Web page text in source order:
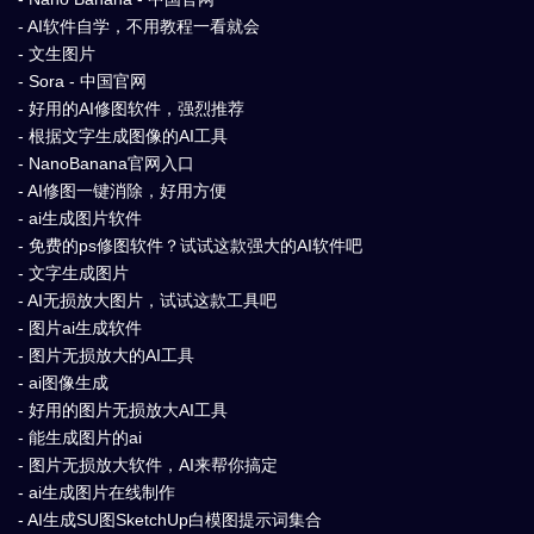
- AI软件自学，不用教程一看就会
- 文生图片
- Sora - 中国官网
- 好用的AI修图软件，强烈推荐
- 根据文字生成图像的AI工具
- NanoBanana官网入口
- AI修图一键消除，好用方便
- ai生成图片软件
- 免费的ps修图软件？试试这款强大的AI软件吧
- 文字生成图片
- AI无损放大图片，试试这款工具吧
- 图片ai生成软件
- 图片无损放大的AI工具
- ai图像生成
- 好用的图片无损放大AI工具
- 能生成图片的ai
- 图片无损放大软件，AI来帮你搞定
- ai生成图片在线制作
- AI生成SU图SketchUp白模图提示词集合